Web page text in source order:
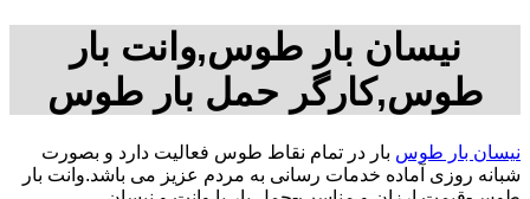
نیسان بار طوس,وانت بار
طوس,کارگر حمل بار طوس
نیسان بار طوس بار در تمام نقاط طوس فعالیت دارد و بصورت
شبانه روزی آماده خدمات رسانی به مردم عزیز می باشد.وانت بار